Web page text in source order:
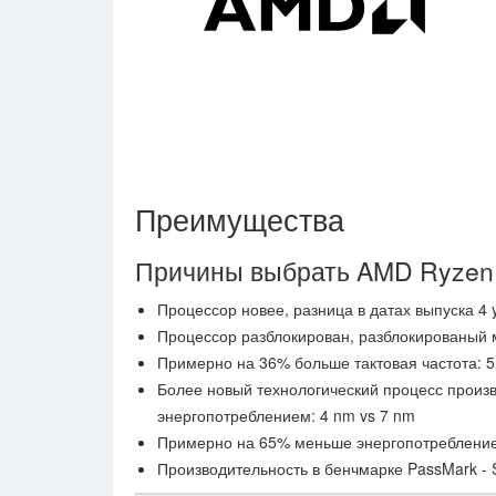
Преимущества
Причины выбрать AMD
Процессор новее, разница в датах выпуска
Процессор разблокирован, разблокированый
Примерно на 36% больше тактовая частота:
Более новый технологический процесс
энергопотреблением: 4 nm vs 7 nm
Примерно на 65% меньше
Производительность в бенчмарке